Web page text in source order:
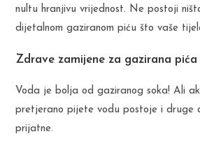
nultu hranjivu vrijednost. Ne postoji
dijetalnom gaziranom piću što vaše
Zdrave zamijene za gazirana pića
Voda je bolja od gaziranog soka! Ali
pretjerano pijete vodu postoje i druge
prijatne.